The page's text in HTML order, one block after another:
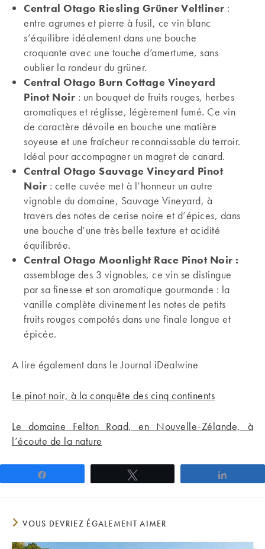
Central Otago Riesling Grüner Veltliner :
entre agrumes et pierre à fusil, ce vin blanc
s’équilibre idéalement dans une bouche
croquante avec une touche d’amertume, sans
oublier la rondeur du grüner.
Central Otago Burn Cottage Vineyard
Pinot Noir : un bouquet de fruits rouges, herbes
aromatiques et réglisse, légèrement fumé. Ce vin
de caractère dévoile en bouche une matière
soyeuse et une fraîcheur reconnaissable du terroir.
Idéal pour accompagner un magret de canard.
Central Otago Sauvage Vineyard Pinot
Noir : cette cuvée met à l’honneur un autre
vignoble du domaine, Sauvage Vineyard, à
travers des notes de cerise noire et d’épices, dans
une bouche d’une très belle texture et acidité
équilibrée.
Central Otago Moonlight Race Pinot Noir :
assemblage des 3 vignobles, ce vin se distingue
par sa finesse et son aromatique gourmande : la
vanille complète divinement les notes de petits
fruits rouges compotés dans une finale longue et
épicée.
A lire également dans le Journal iDealwine
Le pinot noir, à la conquête des cinq continents
Le domaine Felton Road, en Nouvelle-Zélande, à
l’écoute de la nature
VOUS DEVRIEZ ÉGALEMENT AIMER